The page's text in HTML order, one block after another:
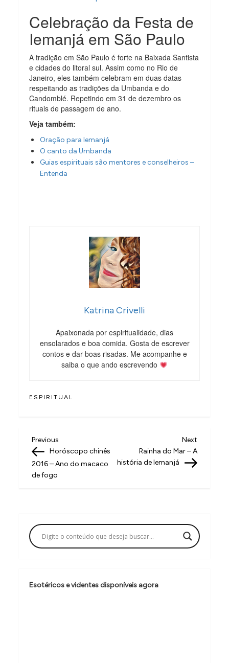
Celebração da Festa de
Iemanjá em São Paulo
A tradição em São Paulo é forte na Baixada Santista
e cidades do litoral sul. Assim como no Rio de
Janeiro, eles também celebram em duas datas
respeitando as tradições da Umbanda e do
Candomblé. Repetindo em 31 de dezembro os
rituais de passagem de ano.
Veja também:
Oração para Iemanjá
O canto da Umbanda
Guias espirituais são mentores e conselheiros –
Entenda
Katrina Crivelli
Apaixonada por espiritualidade, dias
ensolarados e boa comida. Gosta de escrever
contos e dar boas risadas. Me acompanhe e
saiba o que ando escrevendo
ESPIRITUAL
N
a
v
a
ç
o
d
Previous
Post
Previous
Horóscopo chinês
2016 – Ano do macaco
de fogo
Next
Post
Next
Rainha do Mar – A
história de Iemanjá
Esotéricos e videntes disponíveis agora